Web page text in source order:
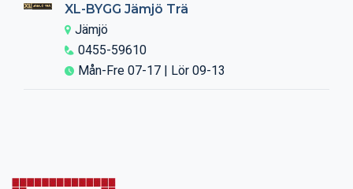
XL-BYGG Jämjö Trä
Jämjö
0455-59610
Mån-Fre 07-17 | Lör 09-13